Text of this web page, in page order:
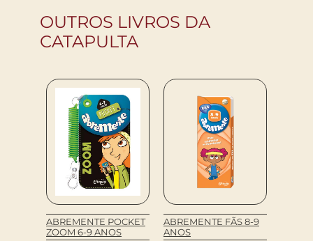
OUTROS LIVROS DA
CATAPULTA
ABREMENTE POCKET
ZOOM 6-9 ANOS
ABREMENTE FÃS 8-9
ANOS